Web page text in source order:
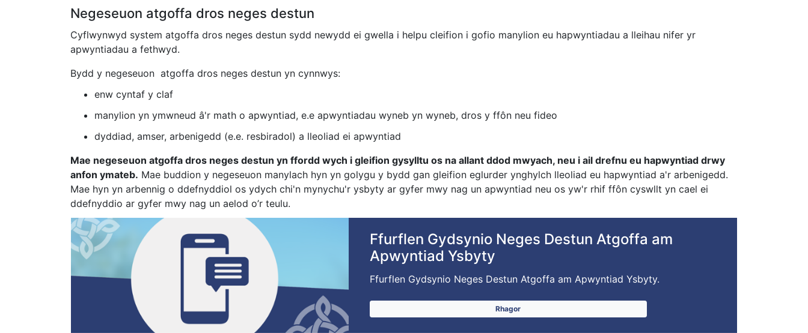
Negeseuon atgoffa dros neges destun
Cyflwynwyd system atgoffa dros neges destun sydd newydd ei gwella i helpu cleifion i gofio manylion eu hapwyntiadau a lleihau nifer yr
apwyntiadau a fethwyd.
Bydd y negeseuon atgoffa dros neges destun yn cynnwys:
enw cyntaf y claf
manylion yn ymwneud â'r math o apwyntiad, e.e apwyntiadau wyneb yn wyneb, dros y ffôn neu fideo
dyddiad, amser, arbenigedd (e.e. resbiradol) a lleoliad ei apwyntiad
Mae negeseuon atgoffa dros neges destun yn ffordd wych i gleifion gysylltu os na allant ddod mwyach, neu i ail drefnu eu hapwyntiad drwy
anfon ymateb. Mae buddion y negeseuon manylach hyn yn golygu y bydd gan gleifion eglurder ynghylch lleoliad eu hapwyntiad a'r arbenigedd.
Mae hyn yn arbennig o ddefnyddiol os ydych chi'n mynychu'r ysbyty ar gyfer mwy nag un apwyntiad neu os yw'r rhif ffôn cyswllt yn cael ei
ddefnyddio ar gyfer mwy nag un aelod o’r teulu.
Ffurflen Gydsynio Neges Destun Atgoffa am
Apwyntiad Ysbyty
Ffurflen Gydsynio Neges Destun Atgoffa am Apwyntiad Ysbyty.
Rhagor